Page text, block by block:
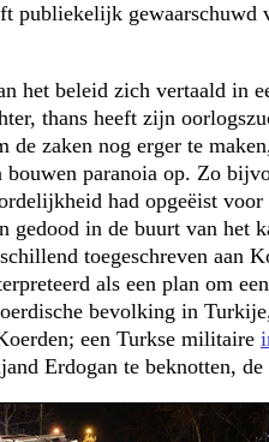
publiekelijk gewaarschuwd
het beleid zich vertaald in
thans heeft zijn
de zaken nog erger te
bouwen paranoia op. Zo
had opgeëist voor
gedood in de buurt van het
toegeschreven aan
als een plan om
bevolking in
een Turkse militaire
Erdogan te beknotten, de